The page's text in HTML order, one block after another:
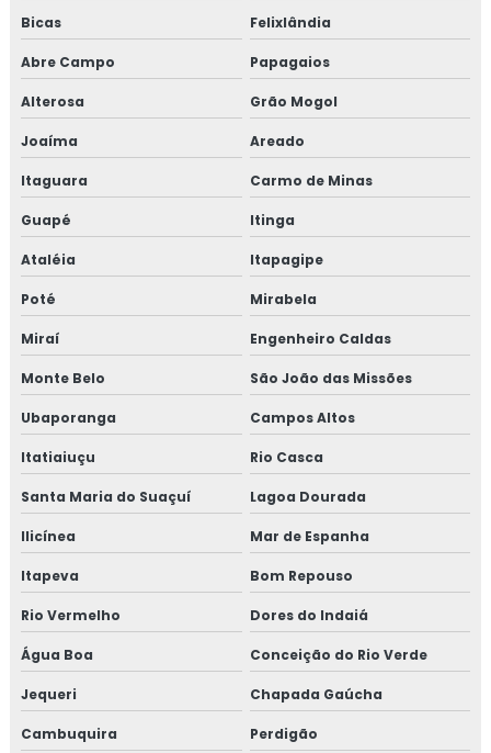
Treinamento em política da qualidade
Treinamento em processos e elaboração de relatório de
auditoria
Treinamento em programa 5s
Treinamento em rastreabilidade e recall
Treinamento em reciclagem auditores internos iso9001
Treinamento em reciclagem equipe HACCP
Treinamento em reciclagem sobre segurança dos
alimentos
Treinamento em revisão norma FSSC 22000
Treinamento em revisão plano HACCP
Treinamento em rotinas administrativas de assuntos
regulatórios
Treinamento em rotulagem de alimentos
Treinamento em sensibilização de bpf
Treinamento em sensibilização programa 5s
Treinamento em sistema de gestão halal
Bicas Felixlândia
Abre Campo Papagaios
Alterosa Grão Mogol
Joaíma Areado
Itaguara Carmo de Minas
Guapé Itinga
Ataléia Itapagipe
Poté Mirabela
Miraí Engenheiro Caldas
Monte Belo São João das Missões
Ubaporanga Campos Altos
Itatiaiuçu Rio Casca
Santa Maria do Suaçuí Lagoa Dourada
Ilicínea Mar de Espanha
Itapeva Bom Repouso
Rio Vermelho Dores do Indaiá
Água Boa Conceição do Rio Verde
Jequeri Chapada Gaúcha
Cambuquira Perdigão